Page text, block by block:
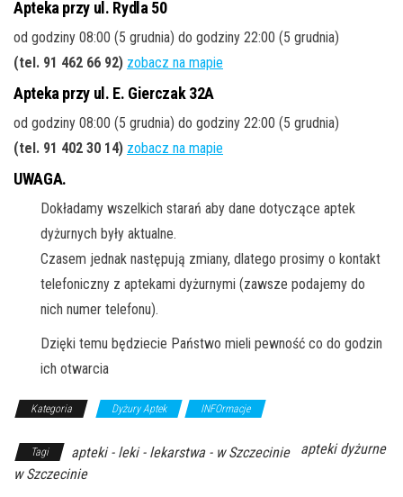
Apteka przy ul. Rydla 50
od godziny 08:00 (5 grudnia) do godziny 22:00 (5 grudnia)
(tel. 91 462 66 92) zobacz na mapie
Apteka przy ul. E. Gierczak 32A
od godziny 08:00 (5 grudnia) do godziny 22:00 (5 grudnia)
(tel. 91 402 30 14) zobacz na mapie
UWAGA.
Dokładamy wszelkich starań aby dane dotyczące aptek
dyżurnych były aktualne.
Czasem jednak następują zmiany, dlatego prosimy o kontakt
telefoniczny z aptekami dyżurnymi (zawsze podajemy do
nich numer telefonu).
Dzięki temu będziecie Państwo mieli pewność co do godzin
ich otwarcia
Kategoria Dyżury Aptek INFOrmacje
Tagi apteki - leki - lekarstwa - w Szczecinie
apteki dyżurne
w Szczecinie